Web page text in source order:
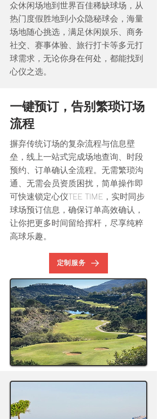
众休闲场地到世界百佳稀缺球场，从
热门度假胜地到小众隐秘球会，海量
场地随心挑选，满足休闲娱乐、商务
社交、赛事体验、旅行打卡等多元打
球需求，无论你身在何处，都能找到
心仪之选。
一键预订，告别繁琐订场
流程
摒弃传统订场的复杂流程与信息壁
垒，线上一站式完成场地查询、时段
预约、订单确认全流程。无需繁琐沟
通、无需会员资质困扰，简单操作即
可快速锁定心仪TEE TIME，实时同步
球场预订信息，确保订单高效确认，
让你把更多时间留给挥杆，尽享纯粹
高球乐趣。
定制服务